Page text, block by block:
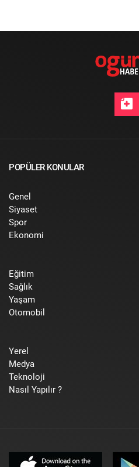
POPÜLER KONULAR
Genel
Siyaset
Spor
Ekonomi
Eğitim
Sağlık
Yaşam
Otomobil
Yerel
Medya
Teknoloji
Nasıl Yapılır ?